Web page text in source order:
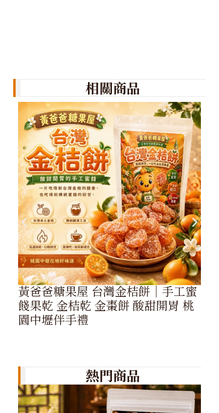
相關商品
黃爸爸糖果屋 台灣金桔餅｜手工蜜
餞果乾 金桔乾 金棗餅 酸甜開胃 桃
園中壢伴手禮
熱門商品